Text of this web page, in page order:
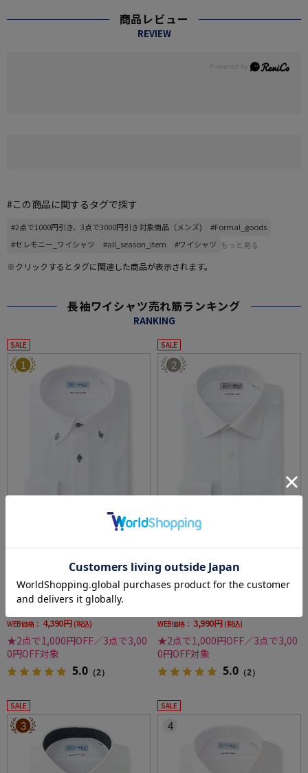
商品レビュー
REVIEW
#この商品に関するタグで探す
#2点で1000円引き、3点で3000円引き対象商品（メンズ)
#Formal_goods
#セレモニー_ワイシャツ
#all_season_item #ワイシャツ もっと見る
※クリックするとタグに関連した商品が表示されます。
長袖ワイシャツ売れ筋ランキング
RANKING
SALE
1
【冷感/完全ノーアイロン】長袖アイシャツ
【バイオセンサークール】ストライプ調ボタ
ンダウンストライプ形態安定ストレッチ防汚
効果吸汗速乾ワイシャツ春夏
価格： 6,259円 (税込)
WEB価格： 4,390円 (税込)
★2点で1,000円OFF／3点で3,00
0円OFF対象
5.0 （2）
SALE
2
【完全ノーアイロン】長袖アイシャツシャド
ーストライプセミワイド形態安定ストレッチ
吸汗速乾ワイシャツ通年
WEB価格： 3,990円 (税込)
★2点で1,000円OFF／3点で3,00
0円OFF対象
5.0 （2）
SALE
3
SALE
4